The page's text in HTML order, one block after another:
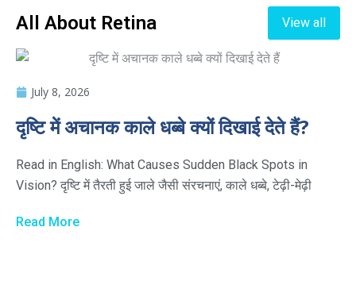
All About Retina View all
July 8, 2026
दृष्टि में अचानक काले धब्बे क्यों दिखाई देते हैं?
Read in English: What Causes Sudden Black Spots in
Vision? दृष्टि में तैरती हुई जाले जैसी संरचनाएं, काले धब्बे, टेढ़ी-मेढ़ी
Read More